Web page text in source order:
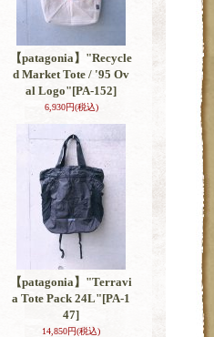
【patagonia】"Recycle
d Market Tote / '95 Ov
al Logo"[PA-152]
6,930円(税込)
【patagonia】"Terravi
a Tote Pack 24L"[PA-1
47]
14,850円(税込)